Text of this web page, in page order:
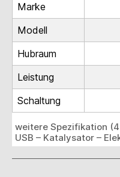
Marke
Modell
Hubraum
Leistung
Schaltung
weitere Spezifikation
USB – Katalysator –